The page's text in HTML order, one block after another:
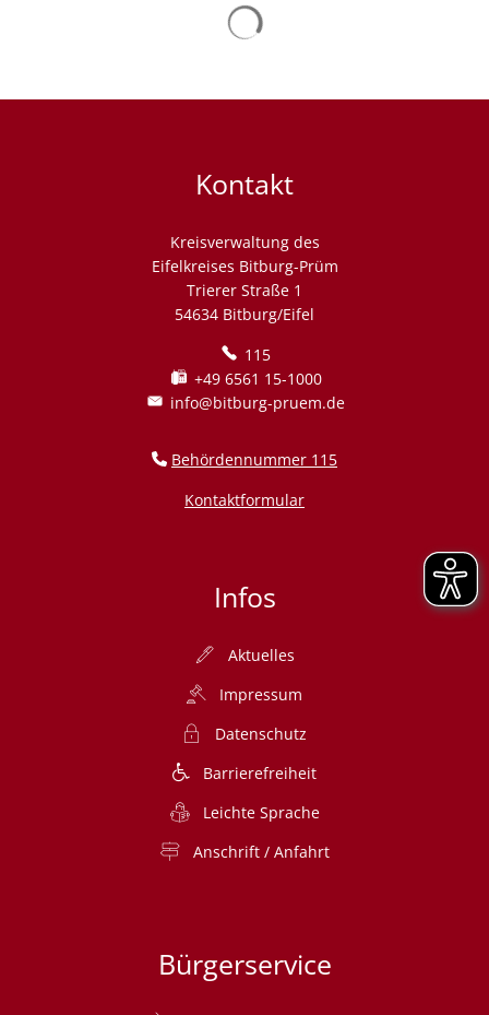
Kontakt
Kreisverwaltung des
Eifelkreises Bitburg-Prüm
Trierer Straße 1
54634 Bitburg/Eifel
115
+49 6561 15-1000
info@bitburg-pruem.de
Behördennummer 115
Kontaktformular
Infos
Aktuelles
Impressum
Datenschutz
Barrierefreiheit
Leichte Sprache
Anschrift / Anfahrt
Bürgerservice